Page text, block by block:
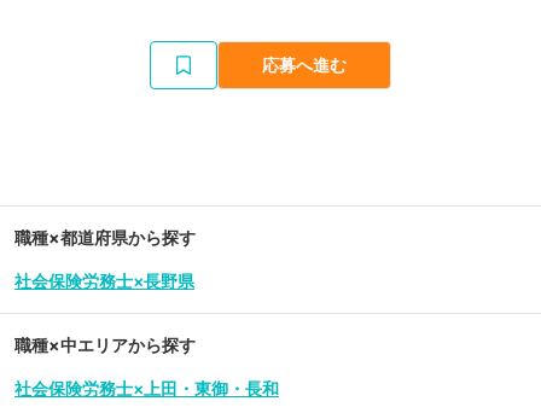
応募へ進む
職種×都道府県から探す
社会保険労務士×長野県
職種×中エリアから探す
社会保険労務士×上田・東御・長和